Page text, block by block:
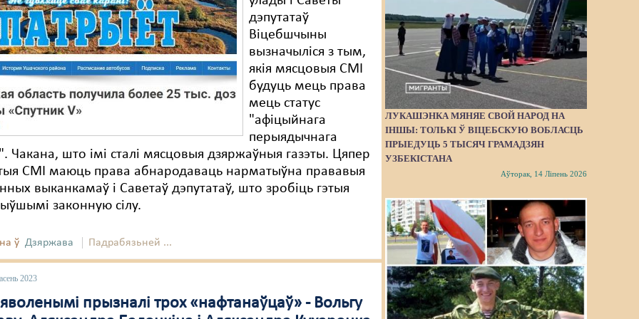
дэпутатаў
Віцебшчыны
вызначыліся з тым,
якія мясцовыя СМІ
будуць мець права
мець статус
"афіцыйнага
перыядычнага
Чакана, што імі сталі мясцовыя дзяржаўныя газэты. Цяпер
СМІ маюць права абнародаваць нарматыўна прававыя
выканкамаў і Саветаў дэпутатаў, што зробіць гэтыя
законную сілу.
ў Дзяржава Падрабязьней ...
2023
прызналі трох «нафтанаўцаў» - Вольгу
ЛУКАШЭНКА МЯНЯЕ СВОЙ НАРОД НА
ІНШЫ: ТОЛЬКІ Ў ВІЦЕБСКУЮ ВОБЛАСЦЬ
ПРЫЕДУЦЬ 5 ТЫСЯЧ ГРАМАДЗЯН
УЗБЕКІСТАНА
Аўторак, 14 Ліпень 2026